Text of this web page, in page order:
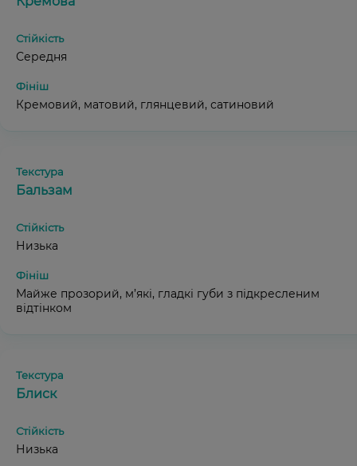
Середня
Кремовий, матовий, глянцевий, сатиновий
Бальзам
Низька
Майже прозорий, м’які, гладкі губи з підкресленим
відтінком
Блиск
Низька